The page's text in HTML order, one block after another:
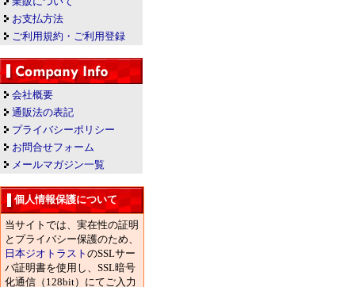
お支払方法
ご利用規約・ご利用登録
会社概要
通販法の表記
プライバシーポリシー
お問合せフォーム
メールマガジン一覧
個人情報保護について
当サイトでは、実在性の証明
とプライバシー保護のため、
日本ジオトラスト のSSLサー
バ証明書を使用し、SSL暗号
化通信（128bit）にてご入力